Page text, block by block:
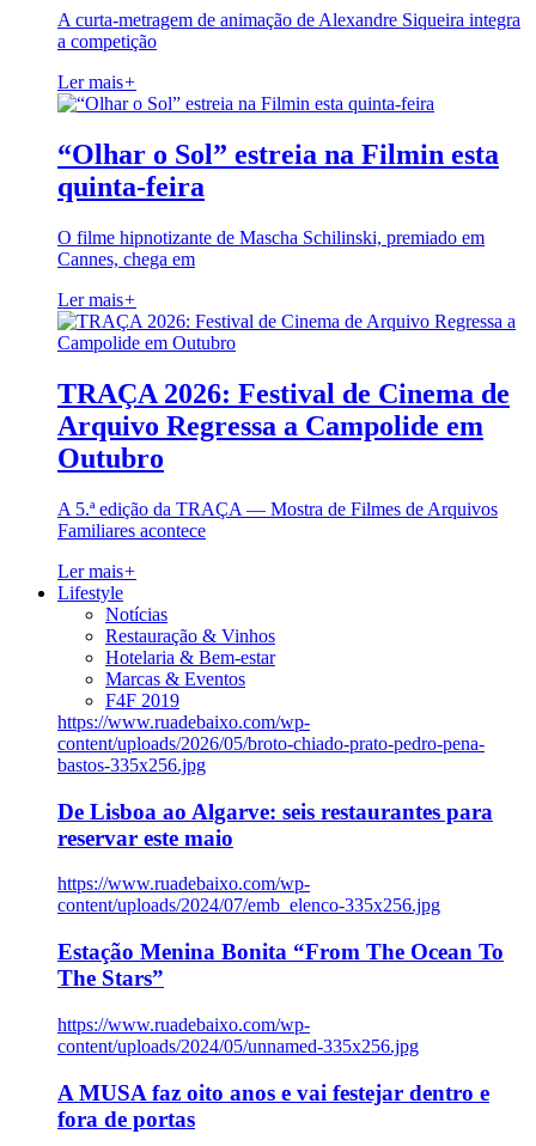
A curta-metragem de animação de Alexandre Siqueira integra
a competição
Ler mais+
“Olhar o Sol” estreia na Filmin esta
quinta-feira
O filme hipnotizante de Mascha Schilinski, premiado em
Cannes, chega em
Ler mais+
TRAÇA 2026: Festival de Cinema de
Arquivo Regressa a Campolide em
Outubro
A 5.ª edição da TRAÇA — Mostra de Filmes de Arquivos
Familiares acontece
Ler mais+
Lifestyle
Notícias
Restauração & Vinhos
Hotelaria & Bem-estar
Marcas & Eventos
F4F 2019
https://www.ruadebaixo.com/wp-
content/uploads/2026/05/broto-chiado-prato-pedro-pena-
bastos-335x256.jpg
De Lisboa ao Algarve: seis restaurantes para
reservar este maio
https://www.ruadebaixo.com/wp-
content/uploads/2024/07/emb_elenco-335x256.jpg
Estação Menina Bonita “From The Ocean To
The Stars”
https://www.ruadebaixo.com/wp-
content/uploads/2024/05/unnamed-335x256.jpg
A MUSA faz oito anos e vai festejar dentro e
fora de portas